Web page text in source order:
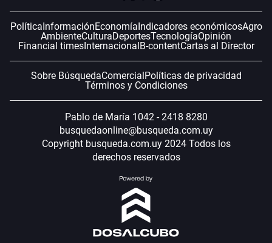
Política InformaciónEconomía Indicadores económicosAgro
AmbienteCulturaDeportesTecnologíaOpinión
Financial timesInternacional B-contentCartas al Director
Sobre BúsquedaComercial Políticas de privacidad
Términos y Condiciones
Pablo de María 1042 - 2418 8280
busquedaonline@busqueda.com.uy
Copyright busqueda.com.uy 2024 Todos los
derechos reservados